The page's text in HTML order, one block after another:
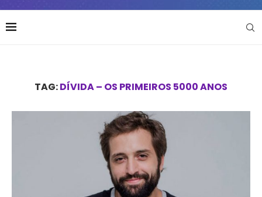
TAG:DÍVIDA – OS PRIMEIROS 5000 ANOS